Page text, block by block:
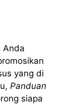
Anda
yang di
Panduan
siapa